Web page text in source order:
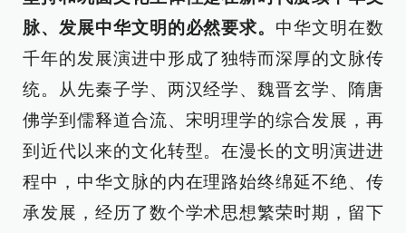
脉、发展中华文明的必然要求。 中华文明在数
千年的发展演进中形成了独特而深厚的文脉传
统。从先秦子学、两汉经学、魏晋玄学、隋唐
佛学到儒释道合流、宋明理学的综合发展，再
到近代以来的文化转型。在漫长的文明演进进
程中，中华文脉的内在理路始终绵延不绝、传
承发展，经历了数个学术思想繁荣时期，留下